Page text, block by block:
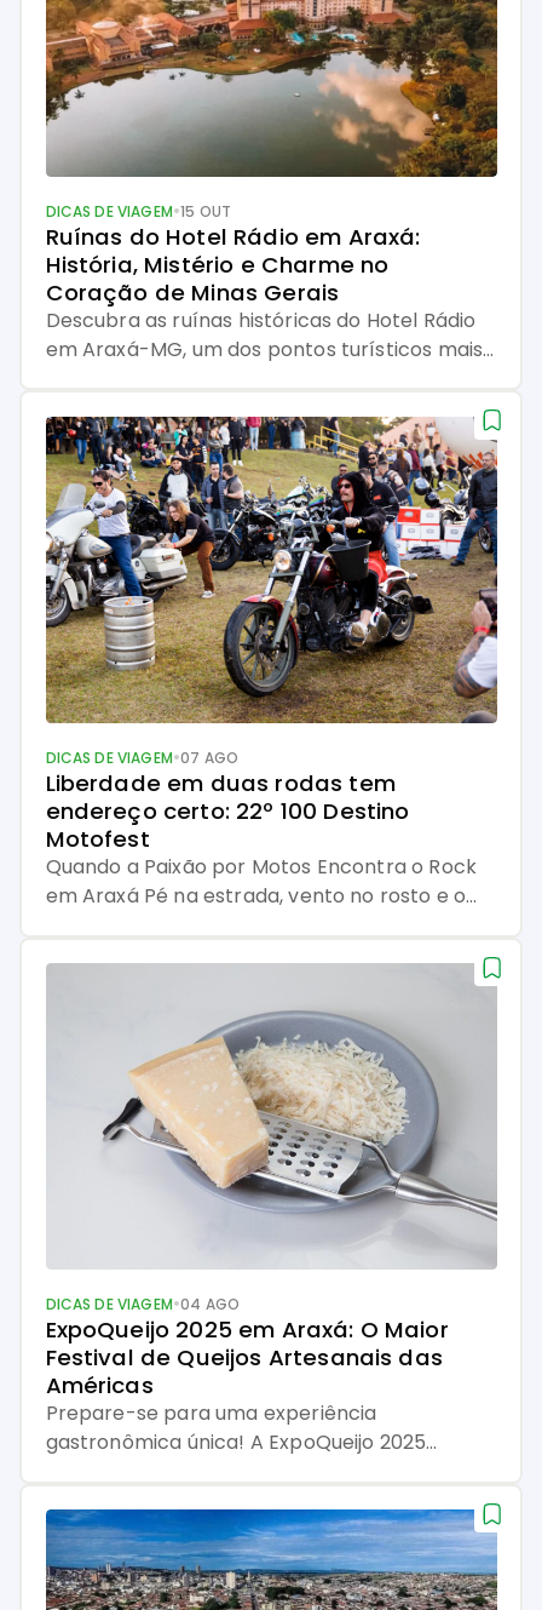
DICAS DE VIAGEM•15 OUT
Ruínas do Hotel Rádio em Araxá:
História, Mistério e Charme no
Coração de Minas Gerais
Descubra as ruínas históricas do Hotel Rádio
em Araxá-MG, um dos pontos turísticos mais
Conheça a história, lendas e como visitar este
patrimônio tombado. Alguns lugares têm o
dom de guardar segredos em cada pedra. As
ruínas, por exemplo, são como livros abertos
— só que sem capa e com […]
DICAS DE VIAGEM•07 AGO
Liberdade em duas rodas tem
endereço certo: 22º 100 Destino
Motofest
Quando a Paixão por Motos Encontra o Rock
em Araxá Pé na estrada, vento no rosto e o
Quem já sentiu essa sensação sabe: moto não
quando essa paixão se encontra com música
boa, cerveja gelada, amizades antigas […]
DICAS DE VIAGEM•04 AGO
ExpoQueijo 2025 em Araxá: O Maior
Festival de Queijos Artesanais das
Américas
Prepare-se para uma experiência
gastronômica única! A ExpoQueijo 2025
entre os dias 26 e 29 de junho. Este é o evento
que todo apreciador de queijos não pode
perder. O que é a ExpoQueijo: Uma